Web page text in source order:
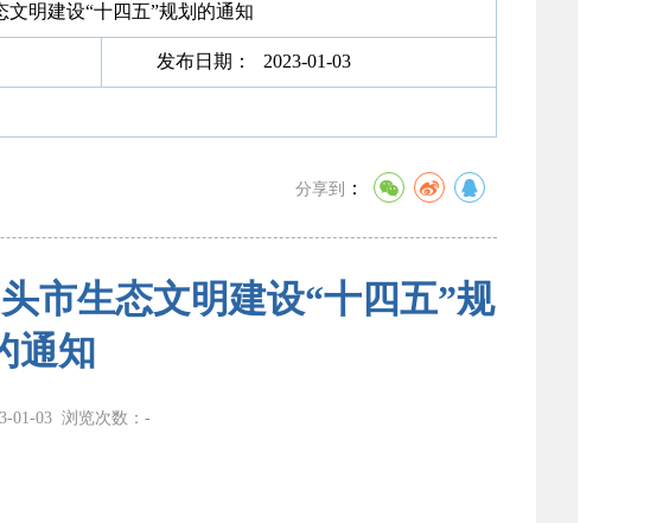
明建设“十四五”规划的通知
发布日期： 2023-01-03
分享到 ：
市生态文明建设“十四五”规
通知
01-03 浏览次数： -